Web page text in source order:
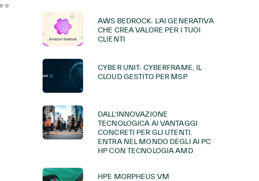
e
AWS BEDROCK: L’AI GENERATIVA
CHE CREA VALORE PER I TUOI
CLIENTI
CYBER UNIT: CYBERFRAME, IL
CLOUD GESTITO PER MSP
DALL’INNOVAZIONE
TECNOLOGICA AI VANTAGGI
CONCRETI PER GLI UTENTI.
ENTRA NEL MONDO DEGLI AI PC
HP CON TECNOLOGIA AMD
HPE MORPHEUS VM